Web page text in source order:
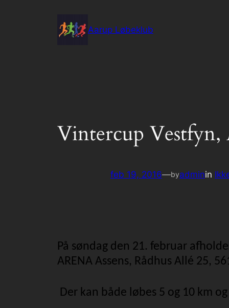
Aarup Løbeklub
Vintercup Vestfyn,
feb 19, 2016—byadminin
På søndag den 21. februar
ARENA Assens, Rådhus Allé 25,
Der kan både løbes 5 og 10 km